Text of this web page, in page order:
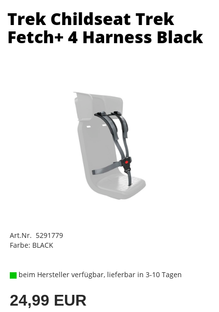
Trek Childseat Trek
Fetch+ 4 Harness Black
Art.Nr. 5291779
Farbe: BLACK
beim Hersteller verfügbar, lieferbar in 3-10 Tagen
24,99 EUR